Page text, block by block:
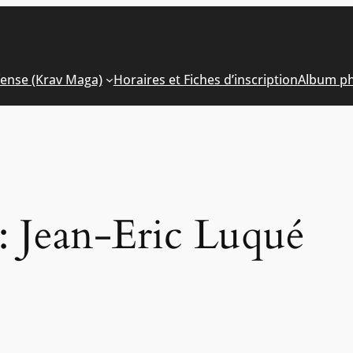
(Krav Maga) Horaires et Fiches d’inscriptionAlbum
Jean-Eric Luqué